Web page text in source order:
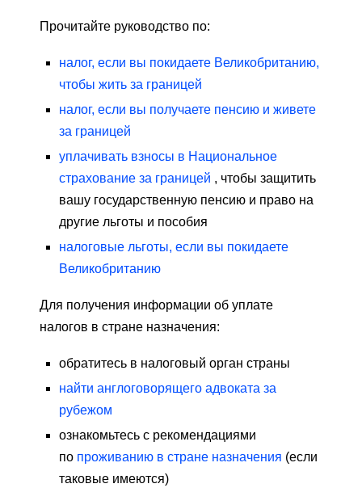
Прочитайте руководство по:
налог, если вы покидаете Великобританию,
чтобы жить за границей
налог, если вы получаете пенсию и живете
за границей
уплачивать взносы в Национальное
страхование за границей , чтобы защитить
вашу государственную пенсию и право на
другие льготы и пособия
налоговые льготы, если вы покидаете
Великобританию
Для получения информации об уплате
налогов в стране назначения:
обратитесь в налоговый орган страны
найти англоговорящего адвоката за
рубежом
ознакомьтесь с рекомендациями
по проживанию в стране назначения (если
таковые имеются)